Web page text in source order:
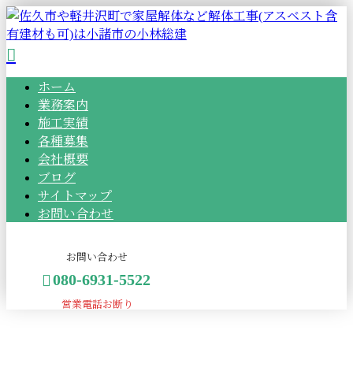
ホーム
業務案内
施工実績
各種募集
会社概要
ブログ
サイトマップ
お問い合わせ
お問い合わせ
080-6931-5522
営業電話お断り